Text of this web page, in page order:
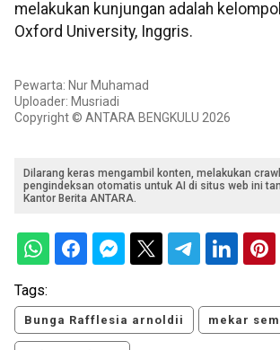
melakukan kunjungan adalah
Oxford University, Inggris.
Pewarta: Nur Muhamad
Uploader: Musriadi
Copyright © ANTARA BENGKULU 2026
Dilarang keras mengambil konten, melakukan
pengindeksan otomatis untuk AI di situs web ini
Kantor Berita ANTARA.
Tags:
Bunga Rafflesia arnoldii mekar